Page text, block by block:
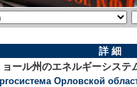
詳 細
ョール州のエネルギーシス
Орловской